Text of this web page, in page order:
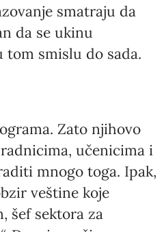
smatraju da
da se ukinu
smislu do sada.
Zato njihovo
učenicima i
mnogo toga. Ipak,
veštine koje
šef sektora za